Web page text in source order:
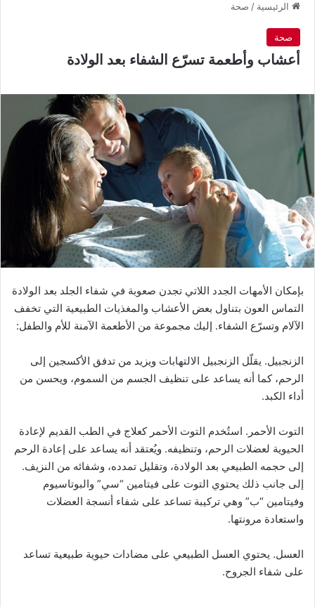
الرئيسية / صحة
صحة
أعشاب وأطعمة تسرّع الشفاء بعد الولادة
بإمكان الأمهات الجدد اللاتي تجدن صعوبة في شفاء الجلد بعد الولادة
التماس العون بتناول بعض الأعشاب والمغذيات الطبيعية التي تخفف
الآلام وتسرّع الشفاء. إليك مجموعة من الأطعمة الآمنة للأم والطفل:
الزنجبيل. يقلّل الزنجبيل الالتهابات ويزيد من تدفق الأكسجين إلى
الرحم، كما أنه يساعد على تنظيف الجسم من السموم، ويحسن من
أداء الكبد.
التوت الأحمر. استُخدم التوت الأحمر كعلاج في الطب القديم لإعادة
الحيوية لعضلات الرحم، وتنظيفه. ويُعتقد أنه يساعد على إعادة الرحم
إلى حجمه الطبيعي بعد الولادة، وتقليل تمدده، وشفائه من النزيف.
إلى جانب ذلك يحتوي التوت على فيتامين “سي” والبوتاسيوم
وفيتامين “ب” وهي تركيبة تساعد على شفاء أنسجة العضلات
واستعادة مرونتها.
العسل. يحتوي العسل الطبيعي على مضادات حيوية طبيعية تساعد
على شفاء الجروح.